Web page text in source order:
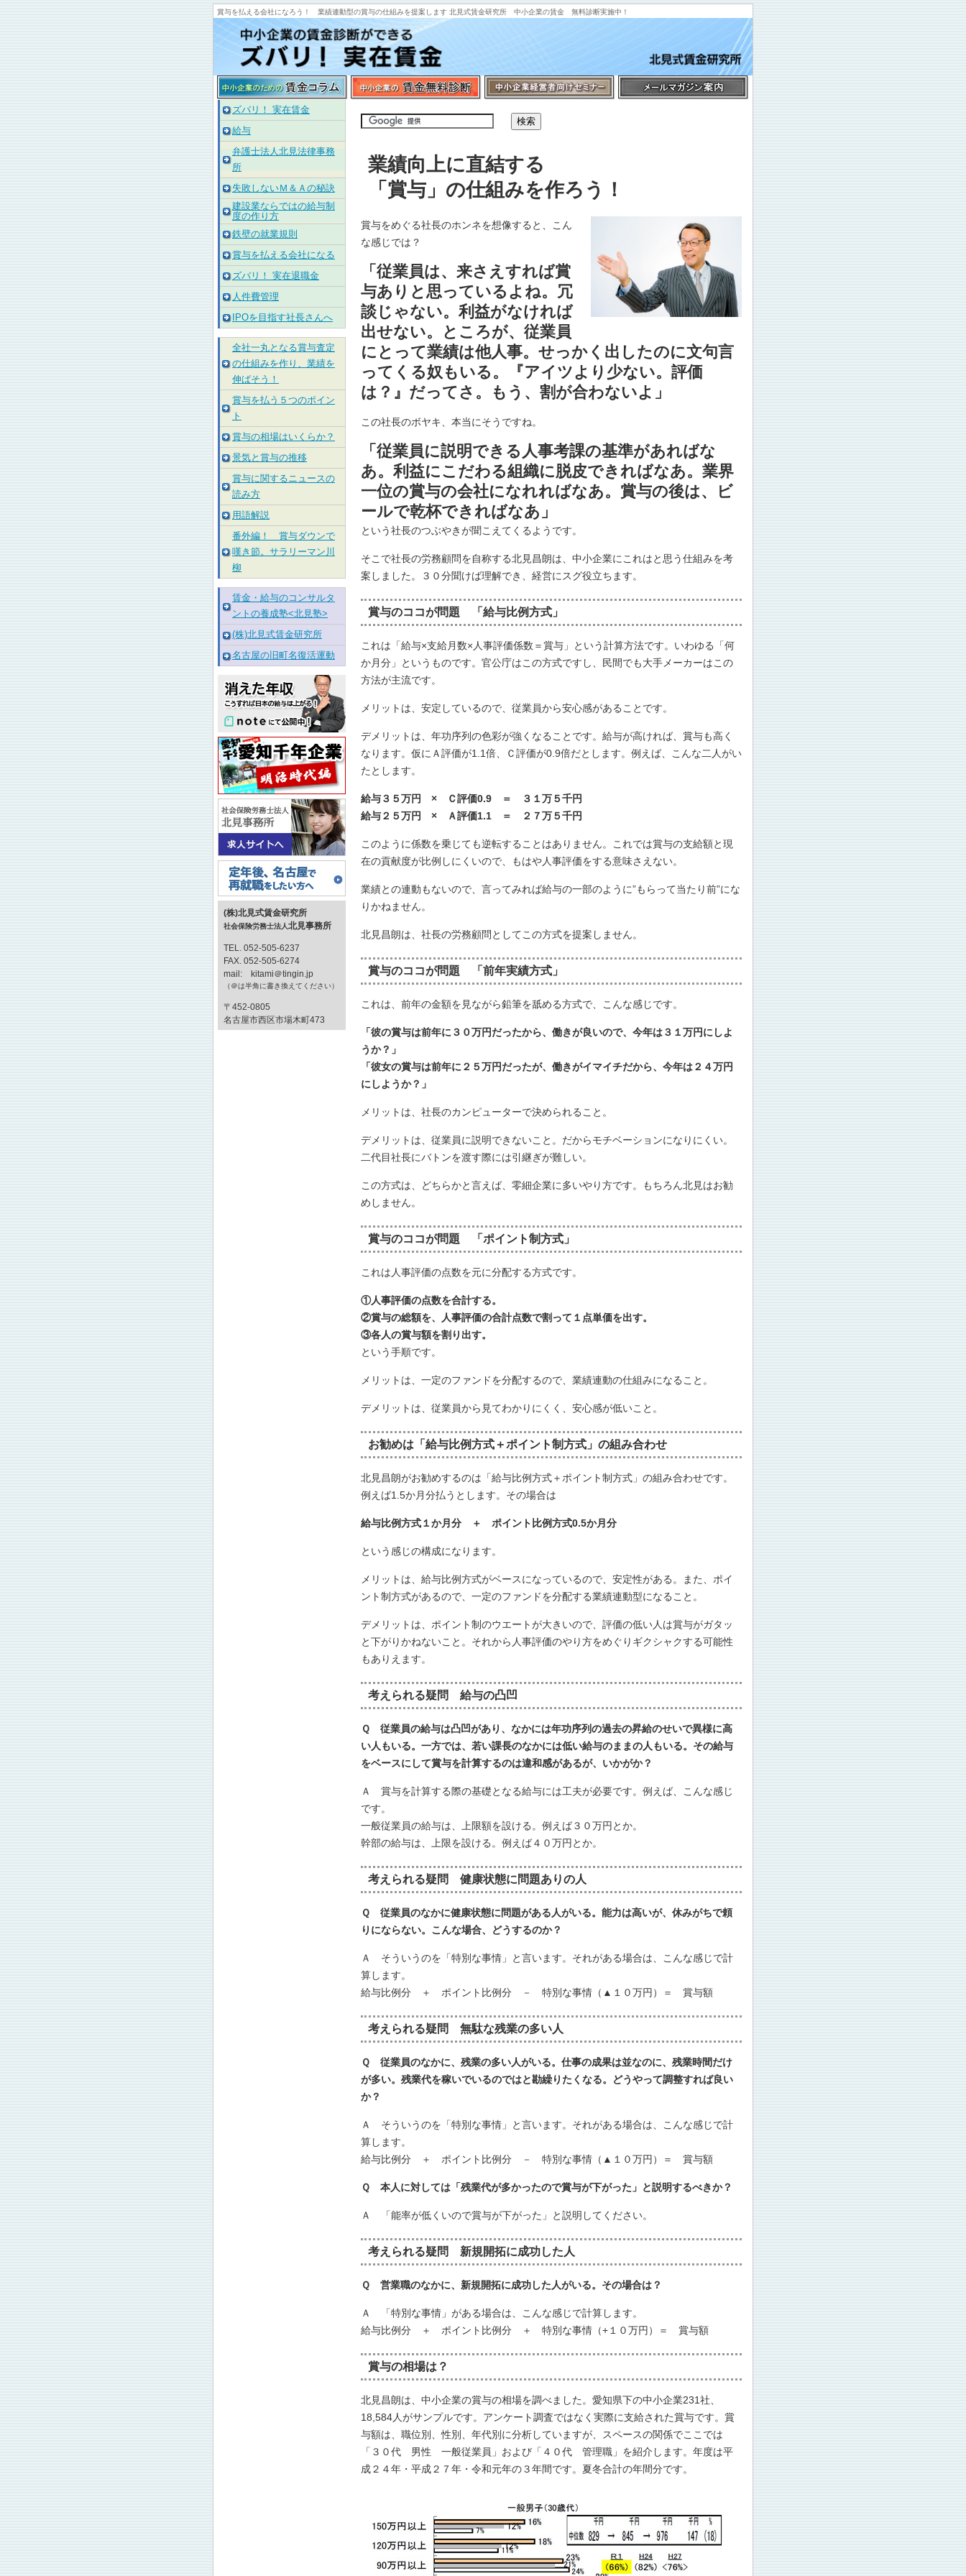
賞与を払える会社になろう！ 業績連動型の賞与の仕組みを提案します 北見式賃金研究所 中小企業の賃金 無料診断実施中！
業績向上に直結する
「賞与」の仕組みを作ろう！
賞与をめぐる社長のホンネを想像すると、こん
な感じでは？
「従業員は、来さえすれば賞
与ありと思っているよね。冗
談じゃない。利益がなければ
出せない。ところが、従業員
にとって業績は他人事。せっかく出したのに文句言
ってくる奴もいる。『アイツより少ない。評価
は？』だってさ。もう、割が合わないよ」
この社長のボヤキ、本当にそうですね。
「従業員に説明できる人事考課の基準があればな
あ。利益にこだわる組織に脱皮できればなあ。業界
一位の賞与の会社になれればなあ。賞与の後は、ビ
ールで乾杯できればなあ」
という社長のつぶやきが聞こえてくるようです。
そこで社長の労務顧問を自称する北見昌朗は、中小企業にこれはと思う仕組みを考
案しました。３０分聞けば理解でき、経営にスグ役立ちます。
賞与のココが問題 「給与比例方式」
これは「給与×支給月数×人事評価係数＝賞与」という計算方法です。いわゆる「何
か月分」というものです。官公庁はこの方式ですし、民間でも大手メーカーはこの
方法が主流です。
メリットは、安定しているので、従業員から安心感があることです。
デメリットは、年功序列の色彩が強くなることです。給与が高ければ、賞与も高く
なります。仮にＡ評価が1.1倍、Ｃ評価が0.9倍だとします。例えば、こんな二人がい
たとします。
給与３５万円 × Ｃ評価0.9 ＝ ３１万５千円
給与２５万円 × Ａ評価1.1 ＝ ２７万５千円
このように係数を乗じても逆転することはありません。これでは賞与の支給額と現
在の貢献度が比例しにくいので、もはや人事評価をする意味さえない。
業績との連動もないので、言ってみれば給与の一部のように”もらって当たり前”にな
りかねません。
北見昌朗は、社長の労務顧問としてこの方式を提案しません。
賞与のココが問題 「前年実績方式」
これは、前年の金額を見ながら鉛筆を舐める方式で、こんな感じです。
「彼の賞与は前年に３０万円だったから、働きが良いので、今年は３１万円にしよ
うか？」
「彼女の賞与は前年に２５万円だったが、働きがイマイチだから、今年は２４万円
にしようか？」
メリットは、社長のカンピューターで決められること。
デメリットは、従業員に説明できないこと。だからモチベーションになりにくい。
二代目社長にバトンを渡す際には引継ぎが難しい。
この方式は、どちらかと言えば、零細企業に多いやり方です。もちろん北見はお勧
めしません。
賞与のココが問題 「ポイント制方式」
これは人事評価の点数を元に分配する方式です。
①人事評価の点数を合計する。
②賞与の総額を、人事評価の合計点数で割って１点単価を出す。
③各人の賞与額を割り出す。
という手順です。
メリットは、一定のファンドを分配するので、業績連動の仕組みになること。
デメリットは、従業員から見てわかりにくく、安心感が低いこと。
お勧めは「給与比例方式＋ポイント制方式」の組み合わせ
北見昌朗がお勧めするのは「給与比例方式＋ポイント制方式」の組み合わせです。
例えば1.5か月分払うとします。その場合は
給与比例方式１か月分 ＋ ポイント比例方式0.5か月分
という感じの構成になります。
メリットは、給与比例方式がベースになっているので、安定性がある。また、ポイ
ント制方式があるので、一定のファンドを分配する業績連動型になること。
デメリットは、ポイント制のウエートが大きいので、評価の低い人は賞与がガタッ
と下がりかねないこと。それから人事評価のやり方をめぐりギクシャクする可能性
もありえます。
考えられる疑問 給与の凸凹
Ｑ 従業員の給与は凸凹があり、なかには年功序列の過去の昇給のせいで異様に高
い人もいる。一方では、若い課長のなかには低い給与のままの人もいる。その給与
をベースにして賞与を計算するのは違和感があるが、いかがか？
Ａ 賞与を計算する際の基礎となる給与には工夫が必要です。例えば、こんな感じ
です。
一般従業員の給与は、上限額を設ける。例えば３０万円とか。
幹部の給与は、上限を設ける。例えば４０万円とか。
考えられる疑問 健康状態に問題ありの人
Ｑ 従業員のなかに健康状態に問題がある人がいる。能力は高いが、休みがちで頼
りにならない。こんな場合、どうするのか？
Ａ そういうのを「特別な事情」と言います。それがある場合は、こんな感じで計
算します。
給与比例分 ＋ ポイント比例分 － 特別な事情（▲１０万円）＝ 賞与額
考えられる疑問 無駄な残業の多い人
Ｑ 従業員のなかに、残業の多い人がいる。仕事の成果は並なのに、残業時間だけ
が多い。残業代を稼いでいるのではと勘繰りたくなる。どうやって調整すれば良い
か？
Ａ そういうのを「特別な事情」と言います。それがある場合は、こんな感じで計
算します。
給与比例分 ＋ ポイント比例分 － 特別な事情（▲１０万円）＝ 賞与額
Ｑ 本人に対しては「残業代が多かったので賞与が下がった」と説明するべきか？
Ａ 「能率が低くいので賞与が下がった」と説明してください。
考えられる疑問 新規開拓に成功した人
Ｑ 営業職のなかに、新規開拓に成功した人がいる。その場合は？
Ａ 「特別な事情」がある場合は、こんな感じで計算します。
給与比例分 ＋ ポイント比例分 ＋ 特別な事情（+１０万円）＝ 賞与額
賞与の相場は？
北見昌朗は、中小企業の賞与の相場を調べました。愛知県下の中小企業231社、
18,584人がサンプルです。アンケート調査ではなく実際に支給された賞与です。賞
与額は、職位別、性別、年代別に分析していますが、スペースの関係でここでは
「３０代 男性 一般従業員」および「４０代 管理職」を紹介します。年度は平
成２４年・平成２７年・令和元年の３年間です。夏冬合計の年間分です。
ズバリ！ 実在賃金
給与
弁護士法人北見法律事務
所
失敗しないＭ＆Ａの秘訣
建設業ならではの給与制
度の作り方
鉄壁の就業規則
賞与を払える会社になる
ズバリ！ 実在退職金
人件費管理
IPOを目指す社長さんへ
全社一丸となる賞与査定
の仕組みを作り、業績を
伸ばそう！
賞与を払う５つのポイン
ト
賞与の相場はいくらか？
景気と賞与の推移
賞与に関するニュースの
読み方
用語解説
番外編！ 賞与ダウンで
嘆き節。サラリーマン川
柳
賃金・給与のコンサルタ
ントの養成塾<北見塾>
(株)北見式賃金研究所
名古屋の旧町名復活運動
(株)北見式賃金研究所
社会保険労務士法人北見事務所
TEL. 052-505-6237
FAX. 052-505-6274
mail: kitami＠tingin.jp
（＠は半角に書き換えてください）
〒452-0805
名古屋市西区市場木町473